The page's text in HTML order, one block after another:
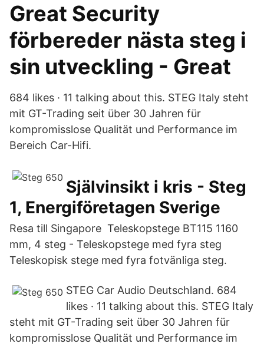
Great Security
förbereder nästa steg i
sin utveckling - Great
684 likes · 11 talking about this. STEG Italy steht
mit GT-Trading seit über 30 Jahren für
kompromisslose Qualität und Performance im
Bereich Car-Hifi.
Självinsikt i kris - Steg
1, Energiföretagen Sverige
Resa till Singapore Teleskopstege BT115 1160
mm, 4 steg - Teleskopstege med fyra steg
Teleskopisk stege med fyra fotvänliga steg.
STEG Car Audio Deutschland. 684
likes · 11 talking about this. STEG Italy
steht mit GT-Trading seit über 30 Jahren für
kompromisslose Qualität und Performance im